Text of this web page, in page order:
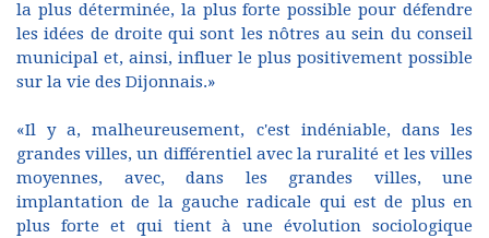
la plus déterminée, la plus forte possible pour défendre
les idées de droite qui sont les nôtres au sein du conseil
municipal et, ainsi, influer le plus positivement possible
sur la vie des Dijonnais.»
«Il y a, malheureusement, c'est indéniable, dans les
grandes villes, un différentiel avec la ruralité et les villes
moyennes, avec, dans les grandes villes, une
implantation de la gauche radicale qui est de plus en
plus forte et qui tient à une évolution sociologique